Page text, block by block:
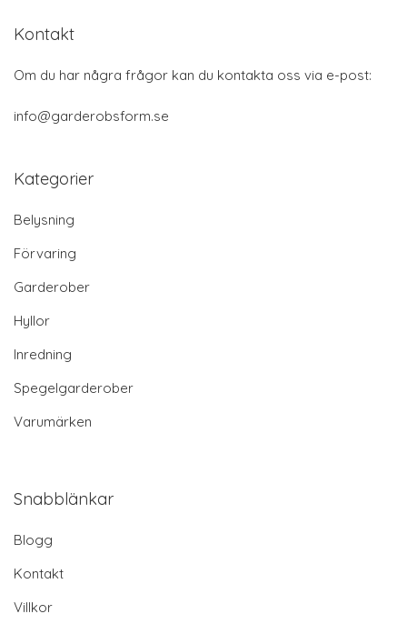
Kontakt
Om du har några frågor kan du kontakta oss via e-post:
info@garderobsform.se
Kategorier
Belysning
Förvaring
Garderober
Hyllor
Inredning
Spegelgarderober
Varumärken
Snabblänkar
Blogg
Kontakt
Villkor